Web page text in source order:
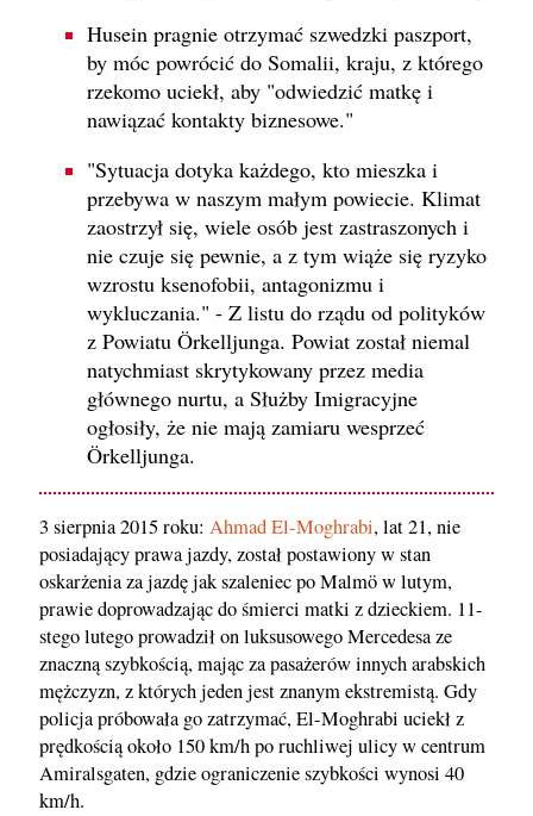
Husein pragnie otrzymać szwedzki paszport,
by móc powrócić do Somalii, kraju, z którego
rzekomo uciekł, aby "odwiedzić matkę i
nawiązać kontakty biznesowe."
"Sytuacja dotyka każdego, kto mieszka i
przebywa w naszym małym powiecie. Klimat
zaostrzył się, wiele osób jest zastraszonych i
nie czuje się pewnie, a z tym wiąże się ryzyko
wzrostu ksenofobii, antagonizmu i
wykluczania." - Z listu do rządu od polityków
z Powiatu Örkelljunga. Powiat został niemal
natychmiast skrytykowany przez media
głównego nurtu, a Służby Imigracyjne
ogłosiły, że nie mają zamiaru wesprzeć
Örkelljunga.
3 sierpnia 2015 roku: Ahmad El-Moghrabi, lat 21, nie
posiadający prawa jazdy, został postawiony w stan
oskarżenia za jazdę jak szaleniec po Malmö w lutym,
prawie doprowadzając do śmierci matki z dzieckiem. 11-
stego lutego prowadził on luksusowego Mercedesa ze
znaczną szybkością, mając za pasażerów innych arabskich
mężczyzn, z których jeden jest znanym ekstremistą. Gdy
policja próbowała go zatrzymać, El-Moghrabi uciekł z
prędkością około 150 km/h po ruchliwej ulicy w centrum
Amiralsgaten, gdzie ograniczenie szybkości wynosi 40
km/h.